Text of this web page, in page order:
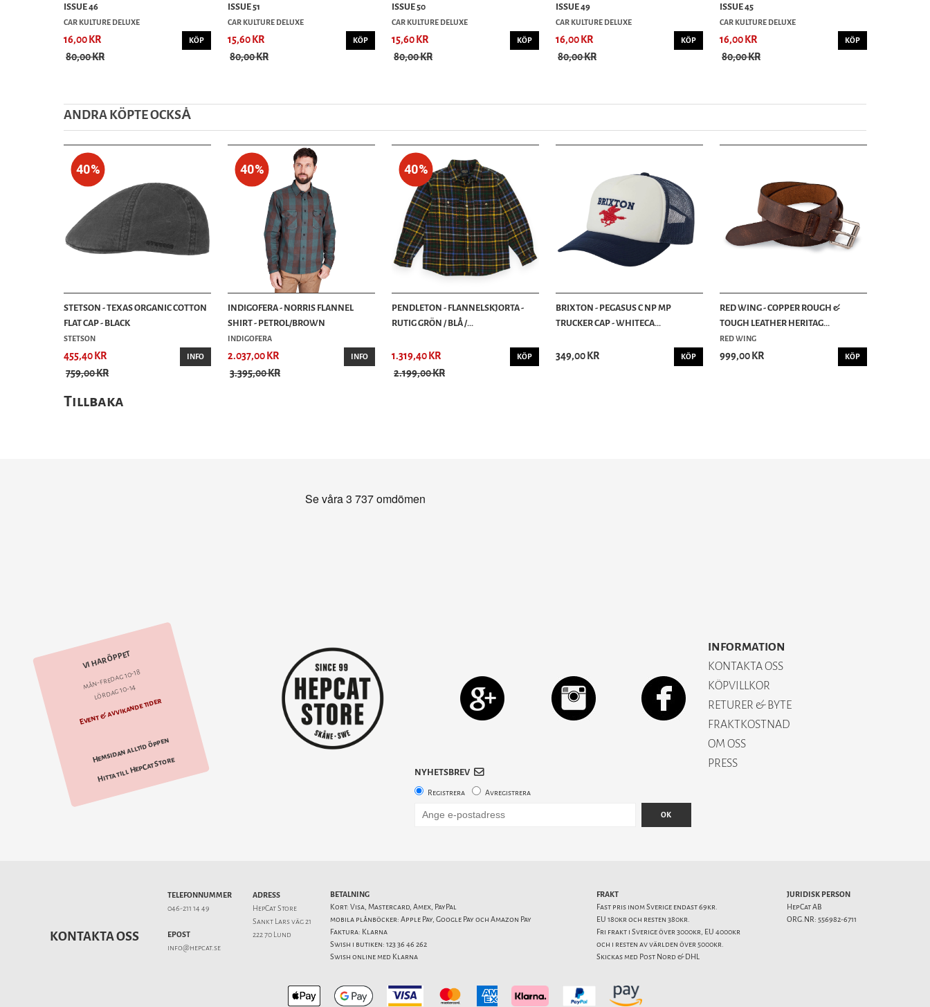
ISSUE 46
CAR KULTURE DELUXE
16,00 KR
80,00 KR
KÖP
ISSUE 51
CAR KULTURE DELUXE
15,60 KR
80,00 KR
KÖP
ISSUE 50
CAR KULTURE DELUXE
15,60 KR
80,00 KR
KÖP
ISSUE 49
CAR KULTURE DELUXE
16,00 KR
80,00 KR
KÖP
ISSUE 45
CAR KULTURE DELUXE
16,00 KR
80,00 KR
KÖP
ANDRA KÖPTE OCKSȦ
40%
STETSON - TEXAS ORGANIC COTTON
FLAT CAP - BLACK
STETSON
455,40 KR
759,00 KR
INFO
40%
INDIGOFERA - NORRIS FLANNEL
SHIRT - PETROL/BROWN
INDIGOFERA
2.037,00 KR
3.395,00 KR
INFO
40%
PENDLETON - FLANNELSKJORTA -
RUTIG GRÖN / BLÅ /...
1.319,40 KR
2.199,00 KR
KÖP
BRIXTON - PEGASUS C NP MP
TRUCKER CAP - WHITECA...
349,00 KR KÖP
RED WING - COPPER ROUGH &
TOUGH LEATHER HERITAG...
RED WING
999,00 KR KÖP
Tillbaka
VI HAR ÖPPET
mån-fredag 10-18
lördag 10-14
Event & avvikande tider
Hemsidan alltid öppen
Hitta till HepCat Store
INFORMATION
KONTAKTA OSS
KÖPVILLKOR
RETURER & BYTE
FRAKTKOSTNAD
OM OSS
PRESS
NYHETSBREV
Registrera Avregistrera
OK
KONTAKTA OSS
TELEFONNUMMER
046-211 14 49
EPOST
info@hepcat.se
ADRESS
HepCat Store
Sankt Lars väg 21
222 70 Lund
BETALNING
Kort: Visa, Mastercard, Amex, PayPal
mobila plånböcker: Apple Pay, Google Pay och Amazon Pay
Faktura: Klarna
Swish i butiken: 123 36 46 262
Swish online med Klarna
FRAKT
Fast pris inom Sverige endast 69kr.
EU 180kr och resten 380kr.
Fri frakt i Sverige över 3000kr, EU 4000kr
och i resten av världen över 5000kr.
Skickas med Post Nord & DHL
JURIDISK PERSON
HepCat AB
ORG.NR: 556982-6711